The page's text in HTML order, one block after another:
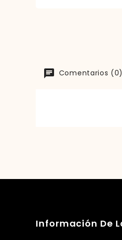
Comentarios (0)
Información De